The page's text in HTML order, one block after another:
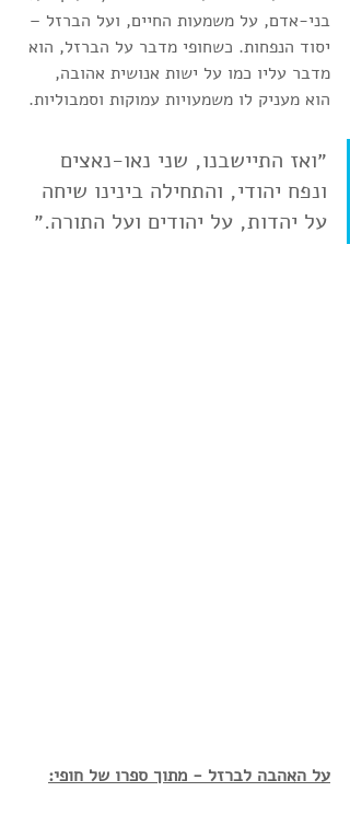
בני-אדם, על משמעות החיים, ועל הברזל –
יסוד הנפחות. כשחופי מדבר על הברזל, הוא
מדבר עליו כמו על ישות אנושית אהובה,
הוא מעניק לו משמעויות עמוקות וסמבוליות.
״ואז התיישבנו, שני נאו-נאצים
ונפח יהודי, והתחילה בינינו שיחה
על יהדות, על יהודים ועל התורה.״
על האהבה לברזל - מתוך ספרו של חופי: